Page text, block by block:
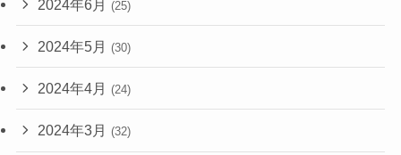
2024年6月 (25)
2024年5月 (30)
2024年4月 (24)
2024年3月 (32)